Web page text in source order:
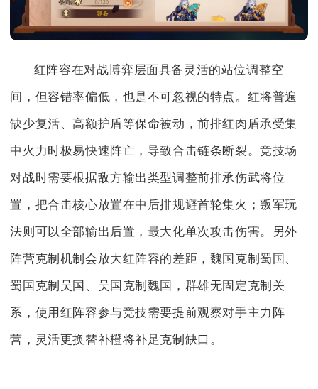
红阵容在对战博弈层面具备灵活的站位调整空
间，但容错率偏低，也是不可忽视的特点。红将普遍
缺少复活、高额护盾等保命被动，前排红肉盾承受集
中火力时极易快速阵亡，导致合击链条断裂。竞技场
对战时需要根据敌方输出类型调整前排承伤武将位
置，把合击核心放置在中后排规避首轮集火；叛军玩
法则可以全部输出后置，最大化单次攻击伤害。另外
阵营克制机制会放大红阵容的差距，魏国克制蜀国、
蜀国克制吴国、吴国克制魏国，群雄无固定克制关
系，使用红阵容参与竞技需要提前观察对手主力阵
营，灵活更换替补橙将补足克制缺口。